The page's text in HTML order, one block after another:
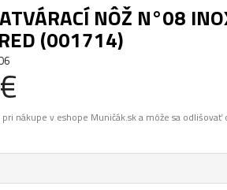
NÔŽ N°08
(001714)
nákupe v eshope Muničák.sk a môže sa